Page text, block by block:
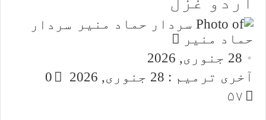
سردار
حماد منیر
an
email
28 جنوری, 2026
آخری ترمیم : 28 جنوری, 2026
0
۵۷